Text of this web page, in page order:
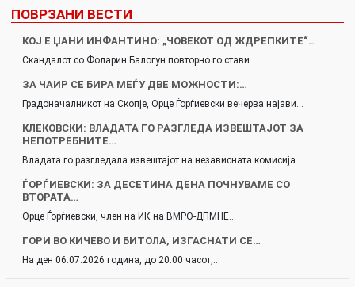
ПОВРЗАНИ ВЕСТИ
КОЈ Е ЏАНИ ИНФАНТИНО: „ЧОВЕКОТ ОД ЖДРЕПКИТЕ“…
Скандалот со Фоларин Балогун повторно го стави…
ЗА ЧАИР СЕ БИРА МЕЃУ ДВЕ МОЖНОСТИ:…
Градоначалникот на Скопје, Орце Ѓорѓиевски вечерва најави…
КЛЕКОВСКИ: ВЛАДАТА ГО РАЗГЛЕДА ИЗВЕШТАЈОТ ЗА
НЕПОТРЕБНИТЕ…
Владата го разгледала извештајот на независната комисија…
ЃОРЃИЕВСКИ: ЗА ДЕСЕТИНА ДЕНА ПОЧНУВАМЕ СО
ВТОРАТА…
Орце Ѓорѓиевски, член на ИК на ВМРО-ДПМНЕ…
ГОРИ ВО КИЧЕВО И БИТОЛА, ИЗГАСНАТИ СЕ…
На ден 06.07.2026 година, до 20:00 часот,…